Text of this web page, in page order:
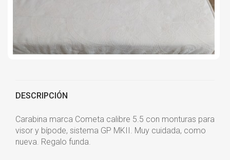
DESCRIPCIÓN
Carabina marca Cometa calibre 5.5 con monturas para
visor y bípode, sistema GP MKII. Muy cuidada, como
nueva. Regalo funda.